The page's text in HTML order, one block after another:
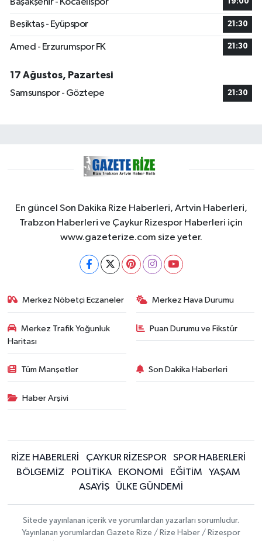
Başakşehir - Kocaelispor
19:00
Beşiktaş - Eyüpspor 21:30
Amed - Erzurumspor FK 21:30
17 Ağustos, Pazartesi
Samsunspor - Göztepe
21:30
En güncel Son Dakika Rize Haberleri, Artvin Haberleri,
Trabzon Haberleri ve Çaykur Rizespor Haberleri için
www.gazeterize.com size yeter.
Merkez Nöbetçi Eczaneler Merkez Hava Durumu
Merkez Trafik Yoğunluk
Haritası
Puan Durumu ve Fikstür
Tüm Manşetler Son Dakika Haberleri
Haber Arşivi
RİZE HABERLERİ ÇAYKUR RİZESPOR
SPOR HABERLERİ
BÖLGEMİZ
POLİTİKA EKONOMİ EĞİTİM
YAŞAM
ASAYİŞ
ÜLKE GÜNDEMİ
Sitede yayınlanan içerik ve yorumlardan yazarları sorumludur.
Yayınlanan yorumlardan Gazete Rize / Rize Haber / Rizespor